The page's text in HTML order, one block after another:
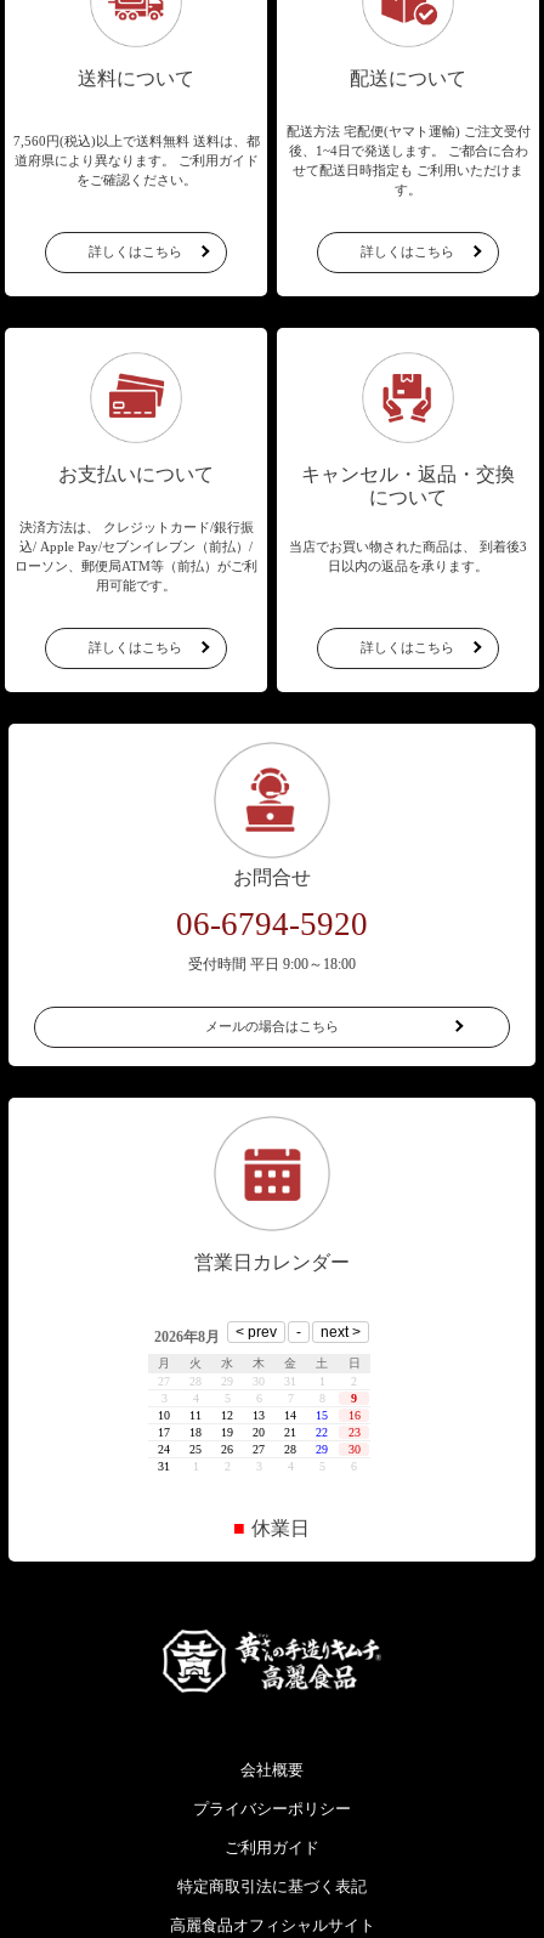
送料について
7,560円(税込)以上で送料無料送料は、都
道府県により異なります。
ご利用ガイド
をご確認ください。
詳しくはこちら
配送について
配送方法 宅配便(ヤマト運輸) ご注文受付
後、1~4日で発送します。
ご都合に合わ
せて配送日時指定も ご利用いただけま
す。
詳しくはこちら
お支払いについて
決済方法は、 クレジットカード/銀行振
込/ Apple Pay/セブンイレブン（前払）/
ローソン、郵便局ATM等（前払）がご利
用可能です。
詳しくはこちら
キャンセル・返品・交換
について
当店でお買い物された商品は、
到着後3
日以内の返品を承ります。
詳しくはこちら
お問合せ
06-6794-5920
受付時間 平日 9:00～18:00
メールの場合はこちら
営業日カレンダー
■ 休業日
会社概要
プライバシーポリシー
ご利用ガイド
特定商取引法に基づく表記
高麗食品オフィシャルサイト